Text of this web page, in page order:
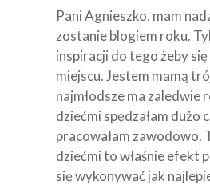
Pani Agnieszko, mam
zostanie blogiem roku.
inspiracji do tego żeby się
miejscu. Jestem mamą
najmłodsze ma zaledwie
dziećmi spędzałam dużo
pracowałam zawodowo.
dziećmi to właśnie efekt
się wykonywać jak